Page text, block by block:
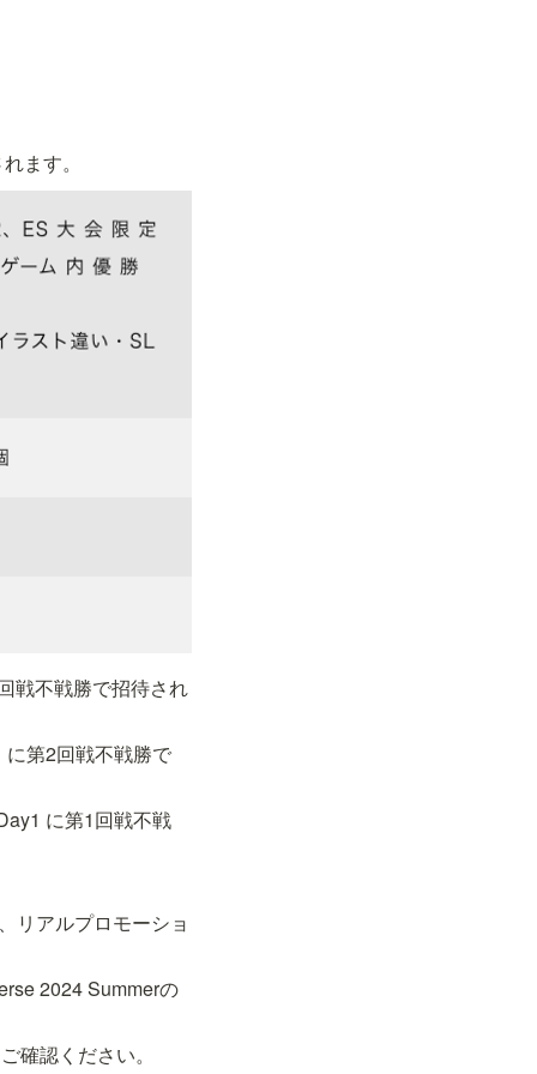
ます。
戦不戦勝で招待され
第2回戦不戦勝で
に第1回戦不戦
リアルプロモーショ
2024 Summerの
確認ください。